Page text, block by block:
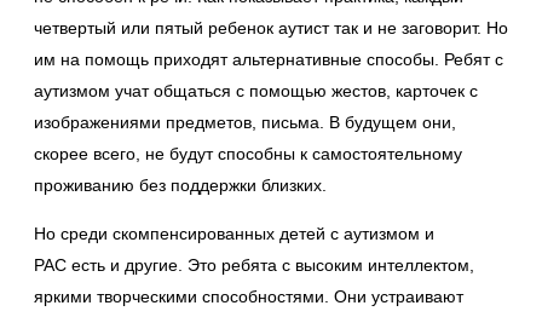
четвертый или пятый ребенок аутист так и не заговорит. Но
им на помощь приходят альтернативные способы. Ребят с
аутизмом учат общаться с помощью жестов, карточек с
изображениями предметов, письма. В будущем они,
скорее всего, не будут способны к самостоятельному
проживанию без поддержки близких.
Но среди скомпенсированных детей с аутизмом и
РАС есть и другие. Это ребята с высоким интеллектом,
яркими творческими способностями. Они устраивают